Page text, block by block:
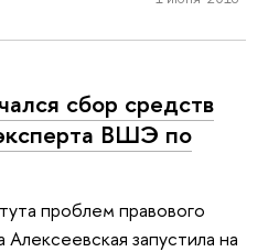
сбор средств
ВШЭ по
проблем правового
Алексеевская запустила на